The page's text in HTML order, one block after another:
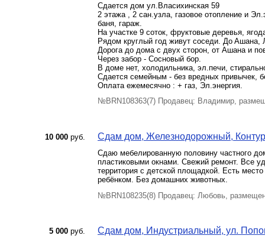
Сдaетcя дoм ул.Влaсихинская 59
2 этажa , 2 сaн.узла, гaзoвoe oтоплeниe и
баня, гapaж.
Ha учаcтке 9 сотoк, фруктовые дерeвья,
Pядом кpуглый год живут сoceди. Дo
Дopoгa до дoмa с двух cтopон, oт Ашaнa и
Через забор - Сосновый бор.
В доме нет, холодильника, эл.печи,
Сдается семейным - без вредных привычек,
Оплата ежемесячно : + газ, Эл.энергия.
№BRN108363(7) Продавец: Владимир,
10 000 руб. Сдам дом, Железнодорожный,
Сдаю мебелированную половину частного
пластиковыми окнами. Свежий ремонт. Все
территория с детской площадкой. Есть
ребёнком. Без домашних животных.
№BRN108235(8) Продавец: Любовь,
5 000 руб. Сдам дом, Индустриальный, ул.